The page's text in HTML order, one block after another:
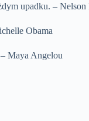
upadku. – Nelson
Obama
Maya Angelou